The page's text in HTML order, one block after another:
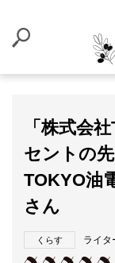
「株式会
セントの
TOKYO
さん
くらす ライタ